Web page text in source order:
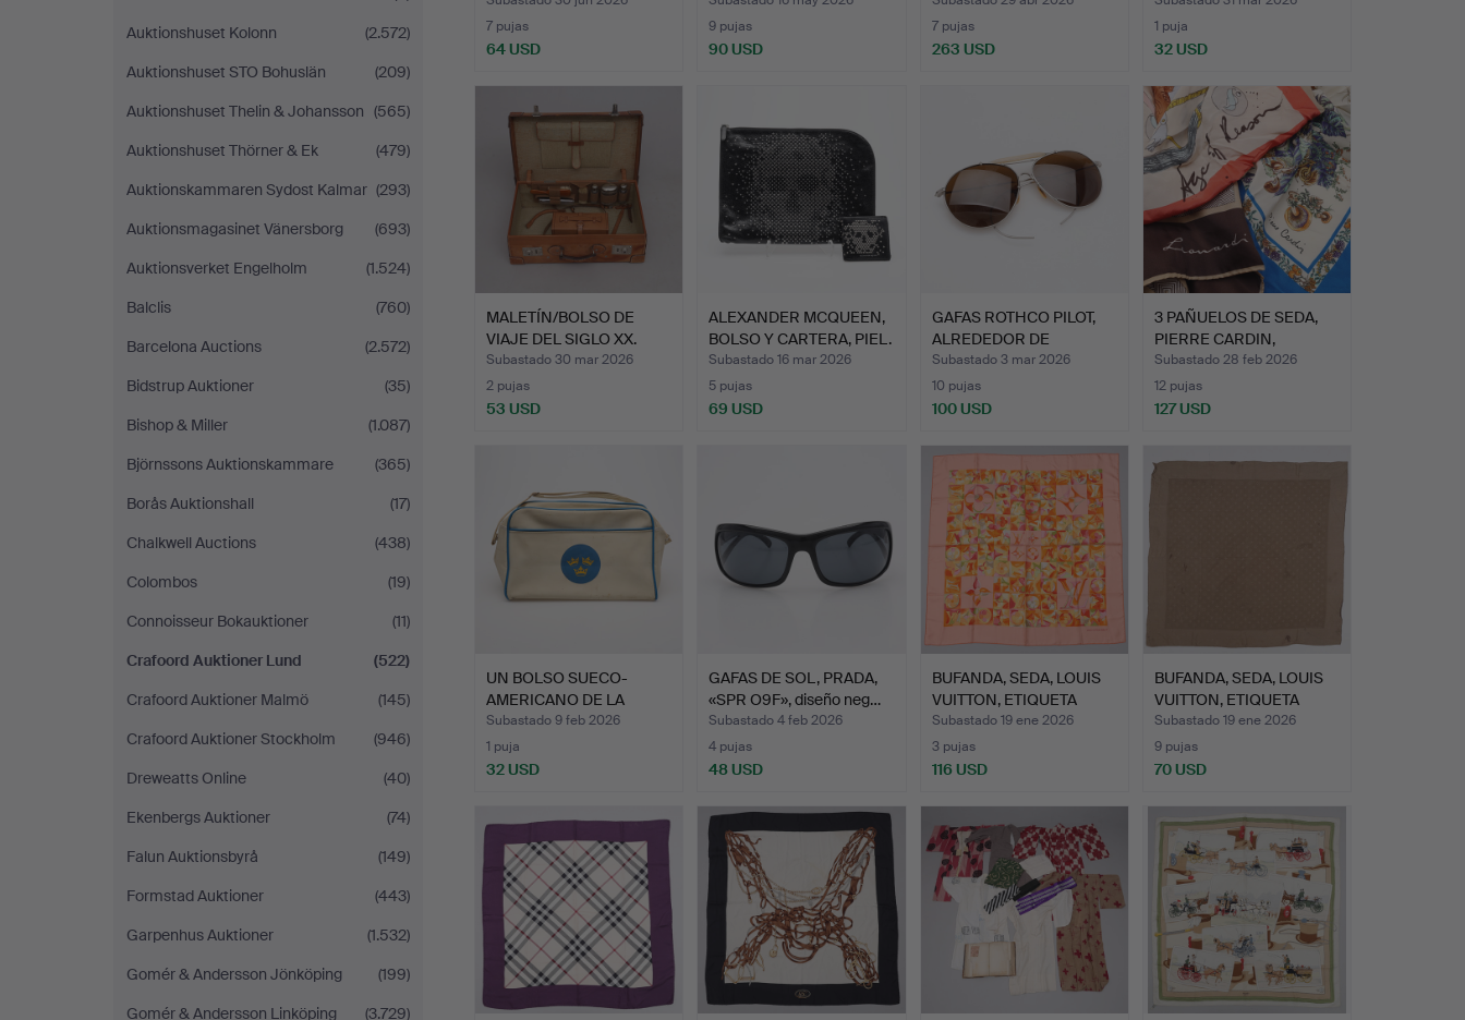
Auktionshuset Kolonn
(2.572)
Auktionshuset STO Bohuslän
(209)
Auktionshuset Thelin & Johansson (565)
Auktionshuset Thörner & Ek
(479)
Auktionskammaren Sydost Kalmar (293)
Auktionsmagasinet Vänersborg
(693)
Auktionsverket Engelholm
(1.524)
Balclis
(760)
Barcelona Auctions
(2.572)
Bidstrup Auktioner
(35)
Bishop & Miller
(1.087)
Björnssons Auktionskammare
(365)
Borås Auktionshall
(17)
Chalkwell Auctions
(438)
Colombos
(19)
Connoisseur Bokauktioner
(11)
Crafoord Auktioner Lund
(522)
Crafoord Auktioner Malmö
(145)
Crafoord Auktioner Stockholm
(946)
Dreweatts Online
(40)
Ekenbergs Auktioner
(74)
Falun Auktionsbyrå
(149)
Formstad Auktioner
(443)
Garpenhus Auktioner
(1.532)
Gomér & Andersson Jönköping
(199)
Gomér & Andersson Linköping
(3.729)
7 pujas
64 USD
9 pujas
90 USD
7 pujas
263 USD
1 puja
32 USD
MALETÍN/BOLSO DE
VIAJE DEL SIGLO XX.
Subastado 30 mar 2026
2 pujas
53 USD
ALEXANDER MCQUEEN,
BOLSO Y CARTERA, PIEL.
Subastado 16 mar 2026
5 pujas
69 USD
GAFAS ROTHCO PILOT,
ALREDEDOR DE
MEDIADOS …
Subastado 3 mar 2026
10 pujas
100 USD
3 PAÑUELOS DE SEDA,
PIERRE CARDIN,
LEONARD…
Subastado 28 feb 2026
12 pujas
127 USD
UN BOLSO SUECO-
AMERICANO DE LA
SEGUNDA MIT…
Subastado 9 feb 2026
1 puja
32 USD
GAFAS DE SOL, PRADA,
«SPR O9F», diseño neg…
Subastado 4 feb 2026
4 pujas
48 USD
BUFANDA, SEDA, LOUIS
VUITTON, ETIQUETA
MAR…
Subastado 19 ene 2026
3 pujas
116 USD
BUFANDA, SEDA, LOUIS
VUITTON, ETIQUETA
MAR…
Subastado 19 ene 2026
9 pujas
70 USD